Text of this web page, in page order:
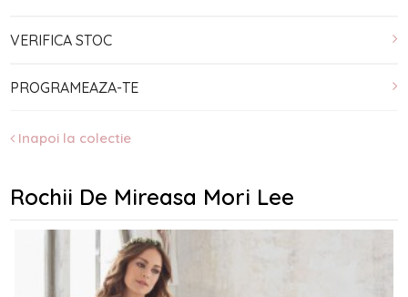
VERIFICA STOC
PROGRAMEAZA-TE
Inapoi la colectie
Rochii De Mireasa Mori Lee